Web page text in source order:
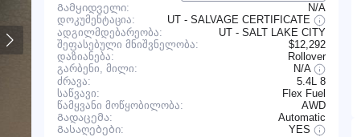
Გამყიდველი:
N/A
დოკუმენტაცია:
UT - SALVAGE CERTIFICATE
ადგილმდებარეობა:
UT - SALT LAKE CITY
შეფასებული მნიშვნელობა:
$12,292
დაზიანება:
Rollover
გარბენი, მილი:
N/A
ძრავა:
5.4L 8
საწვავი:
Flex Fuel
წამყვანი მოწყობილობა:
AWD
Გადაცემა:
Automatic
Გასაღებები:
YES